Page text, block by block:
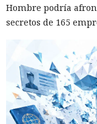
Hombre podría
secretos de 165